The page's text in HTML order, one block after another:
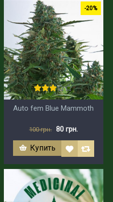
-20%
Auto fem Blue Mammoth
100 грн. 80 грн.
Купить